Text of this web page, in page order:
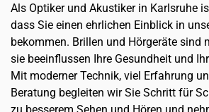
Als Optiker und Akustiker in Karlsruhe
dass Sie einen ehrlichen Einblick in
bekommen. Brillen und Hörgeräte sind
sie beeinflussen Ihre Gesundheit und
Mit moderner Technik, viel Erfahrung
Beratung begleiten wir Sie Schritt für